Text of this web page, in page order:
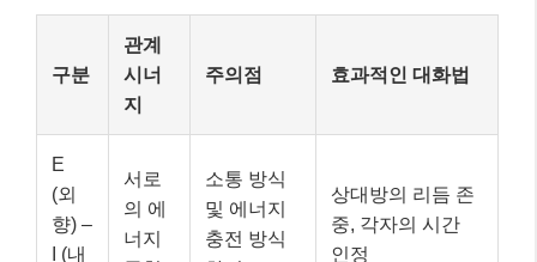
구분
관계
시너
지
주의점 효과적인 대화법
E
(외
향) –
I (내
서로
의 에
너지
소통 방식
및 에너지
충전 방식
상대방의 리듬 존
중, 각자의 시간
인정